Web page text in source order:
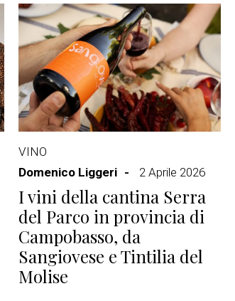
VINO
Domenico Liggeri
2 Aprile 2026
I vini della cantina Serra
del Parco in provincia di
Campobasso, da
Sangiovese e Tintilia del
Molise